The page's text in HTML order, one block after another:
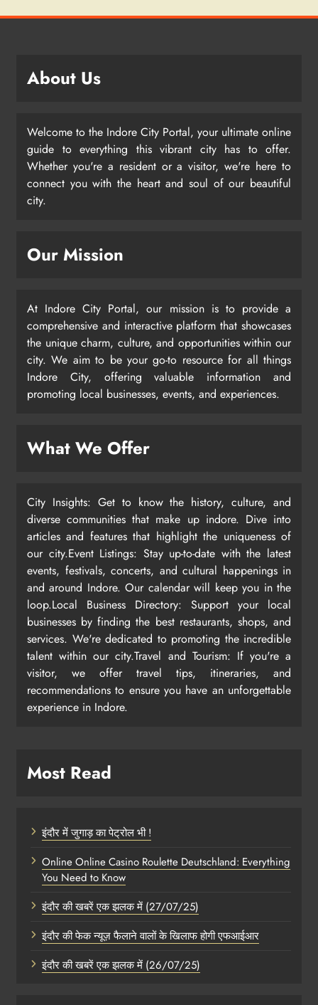
About Us
Welcome to the Indore City Portal, your ultimate online
guide to everything this vibrant city has to offer.
Whether you're a resident or a visitor, we're here to
connect you with the heart and soul of our beautiful
city.
Our Mission
At Indore City Portal, our mission is to provide a
comprehensive and interactive platform that showcases
the unique charm, culture, and opportunities within our
city. We aim to be your go-to resource for all things
Indore City, offering valuable information and
promoting local businesses, events, and experiences.
What We Offer
City Insights: Get to know the history, culture, and
diverse communities that make up indore. Dive into
articles and features that highlight the uniqueness of
our city.Event Listings: Stay up-to-date with the latest
events, festivals, concerts, and cultural happenings in
and around Indore. Our calendar will keep you in the
loop.Local Business Directory: Support your local
businesses by finding the best restaurants, shops, and
services. We're dedicated to promoting the incredible
talent within our city.Travel and Tourism: If you're a
visitor, we offer travel tips, itineraries, and
recommendations to ensure you have an unforgettable
experience in Indore.
Most Read
इंदौर में जुगाड़ का पेट्रोल भी !
Online Online Casino Roulette Deutschland: Everything
You Need to Know
इंदौर की खबरें एक झलक में (27/07/25)
इंदौर की फेक न्यूज़ फैलाने वालों के खिलाफ होगी एफआईआर
इंदौर की खबरें एक झलक में (26/07/25)